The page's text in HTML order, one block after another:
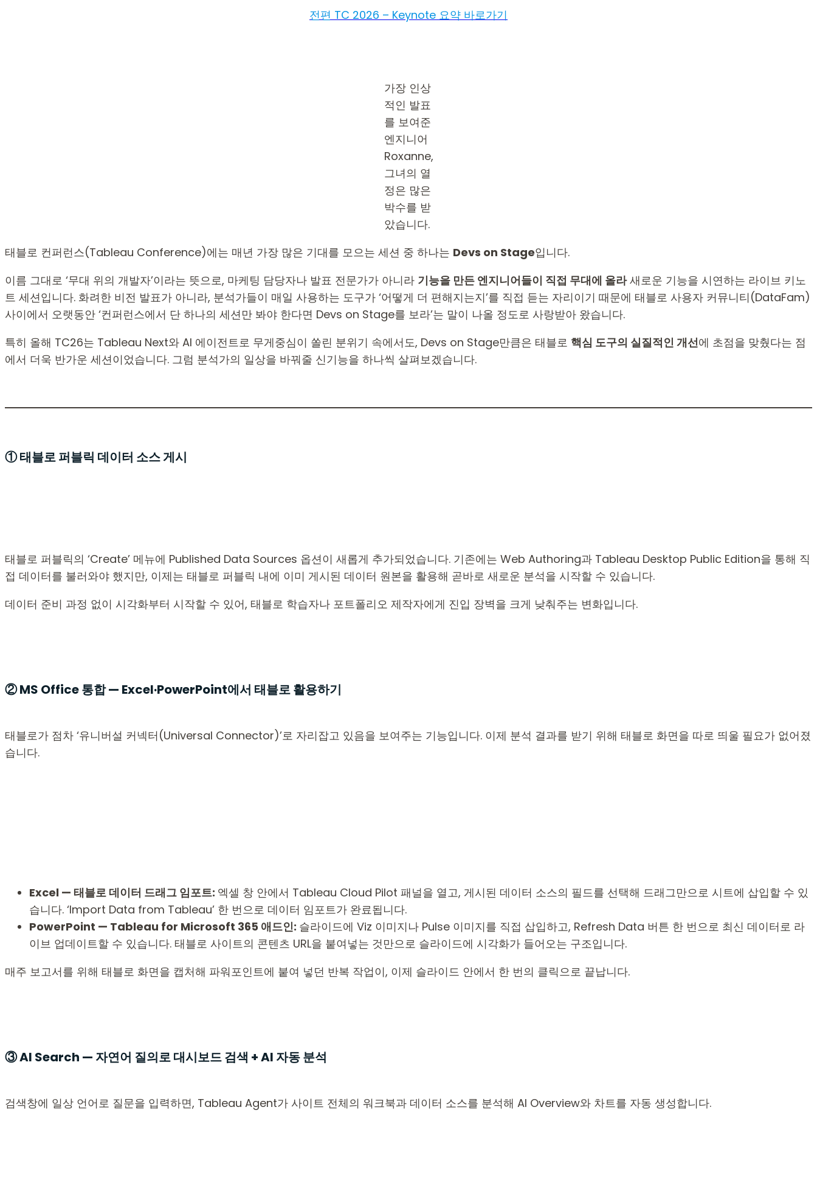
전편 TC 2026 – Keynote 요약 바로가기
가장 인상
적인 발표
를 보여준
엔지니어
Roxanne,
그녀의 열
정은 많은
박수를 받
았습니다.
태블로 컨퍼런스(Tableau Conference)에는 매년 가장 많은 기대를 모으는 세션 중 하나는 Devs on Stage입니다.
이름 그대로 ‘무대 위의 개발자’이라는 뜻으로, 마케팅 담당자나 발표 전문가가 아니라 기능을 만든 엔지니어들이 직접 무대에 올라새로운 기능을 시연하는 라이브 키노
트 세션입니다. 화려한 비전 발표가 아니라, 분석가들이 매일 사용하는 도구가 ‘어떻게 더 편해지는지’를 직접 듣는 자리이기 때문에 태블로 사용자 커뮤니티(DataFam)
사이에서 오랫동안 ‘컨퍼런스에서 단 하나의 세션만 봐야 한다면 Devs on Stage를 보라’는 말이 나올 정도로 사랑받아 왔습니다.
특히 올해 TC26는 Tableau Next와 AI 에이전트로 무게중심이 쏠린 분위기 속에서도, Devs on Stage만큼은 태블로 핵심 도구의 실질적인 개선에 초점을 맞췄다는 점
에서 더욱 반가운 세션이었습니다. 그럼 분석가의 일상을 바꿔줄 신기능을 하나씩 살펴보겠습니다.
① 태블로 퍼블릭 데이터 소스 게시
태블로 퍼블릭의 ‘Create’ 메뉴에 Published Data Sources 옵션이 새롭게 추가되었습니다. 기존에는 Web Authoring과 Tableau Desktop Public Edition을 통해 직
접 데이터를 불러와야 했지만, 이제는 태블로 퍼블릭 내에 이미 게시된 데이터 원본을 활용해 곧바로 새로운 분석을 시작할 수 있습니다.
데이터 준비 과정 없이 시각화부터 시작할 수 있어, 태블로 학습자나 포트폴리오 제작자에게 진입 장벽을 크게 낮춰주는 변화입니다.
② MS Office 통합 — Excel·PowerPoint에서 태블로 활용하기
태블로가 점차 ‘유니버설 커넥터(Universal Connector)’로 자리잡고 있음을 보여주는 기능입니다. 이제 분석 결과를 받기 위해 태블로 화면을 따로 띄울 필요가 없어졌
습니다.
Excel — 태블로 데이터 드래그 임포트: 엑셀 창 안에서 Tableau Cloud Pilot 패널을 열고, 게시된 데이터 소스의 필드를 선택해 드래그만으로 시트에 삽입할 수 있
습니다. ‘Import Data from Tableau’ 한 번으로 데이터 임포트가 완료됩니다.
PowerPoint — Tableau for Microsoft 365 애드인: 슬라이드에 Viz 이미지나 Pulse 이미지를 직접 삽입하고, Refresh Data 버튼 한 번으로 최신 데이터로 라
이브 업데이트할 수 있습니다. 태블로 사이트의 콘텐츠 URL을 붙여넣는 것만으로 슬라이드에 시각화가 들어오는 구조입니다.
매주 보고서를 위해 태블로 화면을 캡처해 파워포인트에 붙여 넣던 반복 작업이, 이제 슬라이드 안에서 한 번의 클릭으로 끝납니다.
③ AI Search — 자연어 질의로 대시보드 검색 + AI 자동 분석
검색창에 일상 언어로 질문을 입력하면, Tableau Agent가 사이트 전체의 워크북과 데이터 소스를 분석해 AI Overview와 차트를 자동 생성합니다.